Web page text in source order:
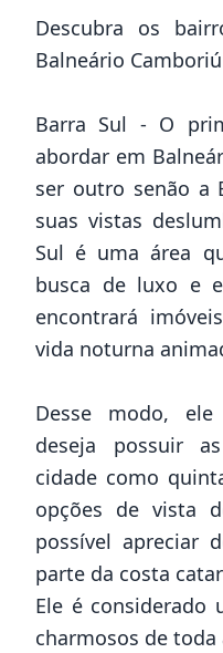
Descubra os
Balneário Camboriú
Barra Sul - O
abordar em
ser outro senão a
suas vistas
Sul é uma área
busca de luxo e
encontrará
vida noturna
Desse modo,
deseja possuir
cidade como
opções de vista
possível apreciar
parte da costa
Ele é considerado
charmosos de toda